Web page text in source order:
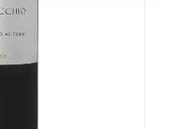
inoltre
di analisi dei dati web,
potrebbero combinarle
servizi.